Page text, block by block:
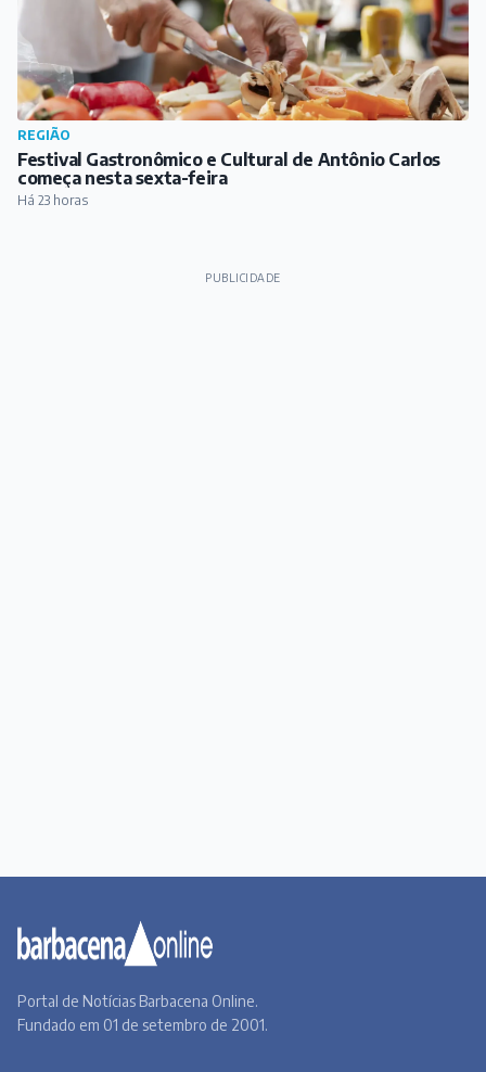
REGIÃO
Festival Gastronômico e Cultural de Antônio Carlos
começa nesta sexta-feira
Há 23 horas
PUBLICIDADE
Portal de Notícias Barbacena Online.
Fundado em 01 de setembro de 2001.